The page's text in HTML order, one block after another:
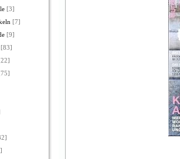
[3]
[7]
[9]
[83]